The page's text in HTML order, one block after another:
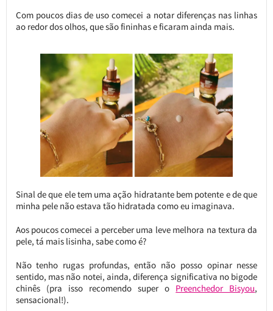
Com poucos dias de uso comecei a notar diferenças nas linhas
ao redor dos olhos, que são fininhas e ficaram ainda mais.
Sinal de que ele tem uma ação hidratante bem potente e de que
minha pele não estava tão hidratada como eu imaginava.
Aos poucos comecei a perceber uma leve melhora na textura da
pele, tá mais lisinha, sabe como é?
Não tenho rugas profundas, então não posso opinar nesse
sentido, mas não notei, ainda, diferença significativa no bigode
chinês (pra isso recomendo super o Preenchedor Bisyou,
sensacional!).